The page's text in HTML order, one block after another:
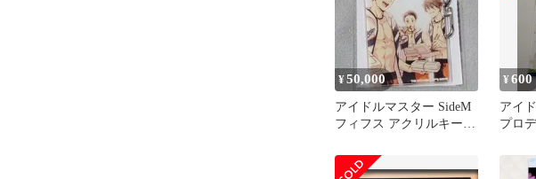
¥50,000
アイドルマスター SideM
フィフス アクリルキーホ
¥600
アイ
プロ
Blu-
7M/